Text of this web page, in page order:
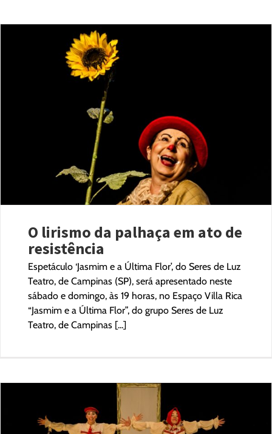
O lirismo da palhaça em ato de
resistência
Espetáculo ‘Jasmim e a Última Flor’, do Seres de Luz
Teatro, de Campinas (SP), será apresentado neste
sábado e domingo, às 19 horas, no Espaço Villa Rica
“Jasmim e a Última Flor”, do grupo Seres de Luz
Teatro, de Campinas [...]